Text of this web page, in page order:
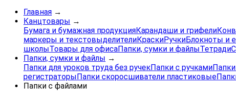
Главная →
Канцтовары →
Бумага и бумажная продукцияКарандаши и грифели
маркеры и текстовыделителиКраскиРучкиБлокноты и
школыТовары для офисаПапки, сумки и файлыТетради
Папки, сумки и файлы →
Папки для уроков труда без ручекПапки с ручками
регистраторыПапки скоросшиватели пластиковые
Папки с файлами